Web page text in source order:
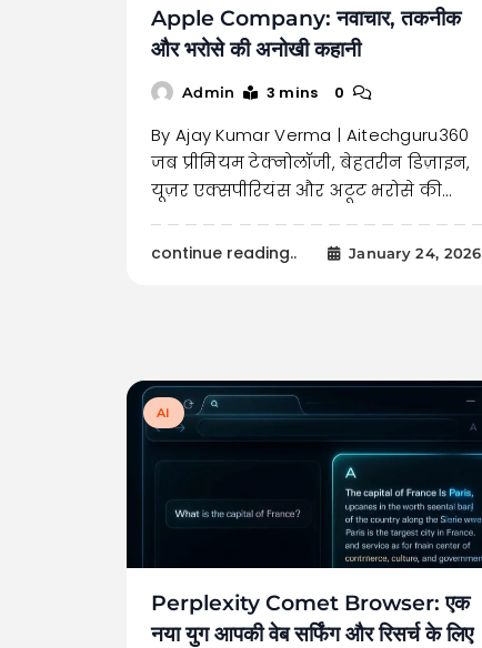
Apple Company: नवाचार, तकनीक
और भरोसे की अनोखी कहानी
Admin 3 mins 0
By Ajay Kumar Verma | Aitechguru360
जब प्रीमियम टेक्नोलॉजी, बेहतरीन डिज़ाइन,
यूज़र एक्सपीरियंस और अटूट भरोसे की…
continue reading.. January 24, 2026
AI
Perplexity Comet Browser: एक
नया युग आपकी वेब सर्फिंग और रिसर्च के लिए